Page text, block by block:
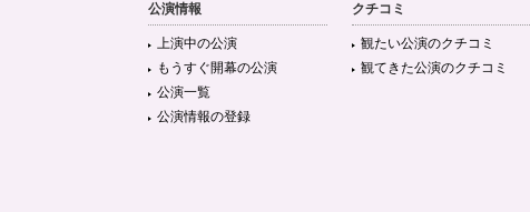
公演情報
上演中の公演
もうすぐ開幕の公演
公演一覧
公演情報の登録
クチコミ
観たい公演のクチコミ
観てきた公演のクチコミ